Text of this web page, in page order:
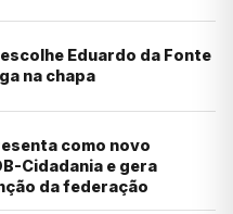
Eduardo da Fonte
na chapa
como novo
Cidadania e gera
da federação